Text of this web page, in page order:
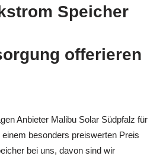
Speicher
offerieren
Anbieter Malibu Solar Südpfalz für
besonders preiswerten Preis
bei uns, davon sind wir